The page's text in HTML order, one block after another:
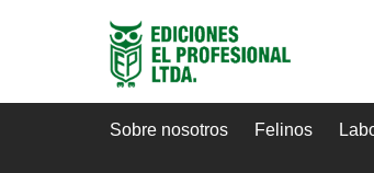
Sobre nosotros Felinos